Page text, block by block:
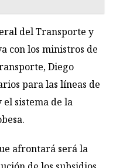
del Transporte y
con los ministros de
Diego
para las líneas de
sistema de la
afrontará será la